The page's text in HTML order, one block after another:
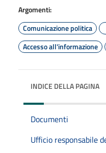
Argomenti:
Comunicazione politica
Accesso all'informazione
INDICE DELLA PAGINA
Documenti
Ufficio responsabile